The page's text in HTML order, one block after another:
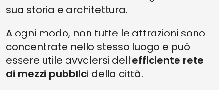
sua storia e architettura.
A ogni modo, non tutte le attrazioni sono
concentrate nello stesso luogo e può
essere utile avvalersi dell’efficiente rete
di mezzi pubblici della città.